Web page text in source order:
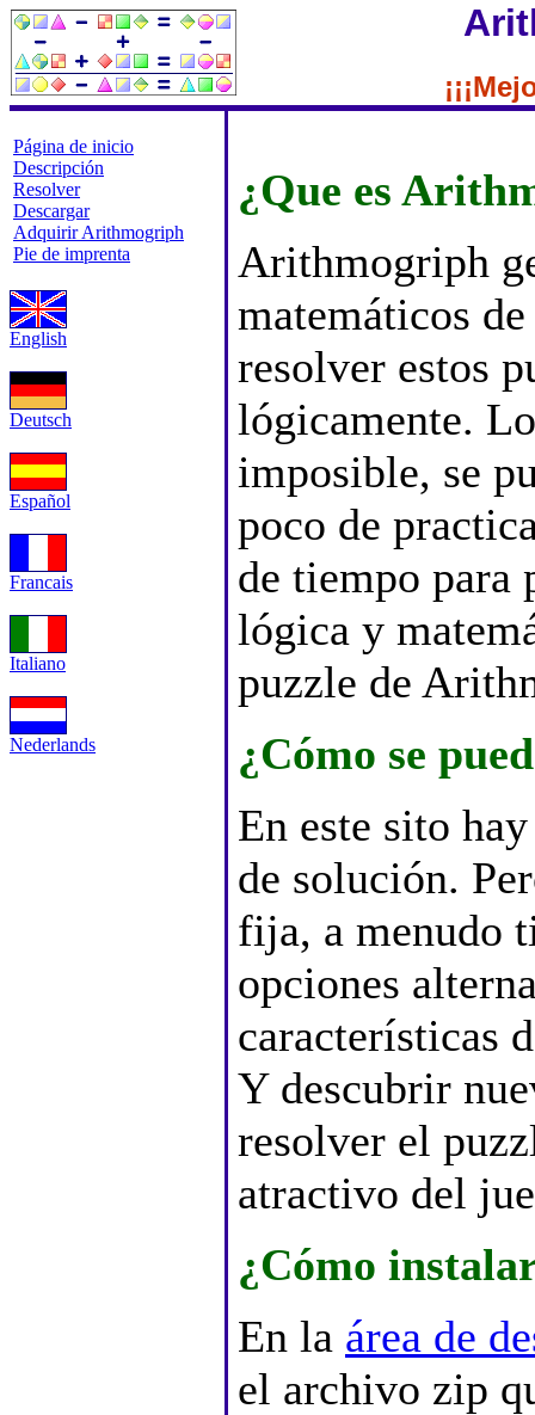
Página de inicio
Descripción
Resolver
Descargar
Adquirir Arithmogriph
Pie de imprenta
English
Deutsch
Español
Francais
Italiano
Nederlands
¿Que es
Arithmogriph
matemáticos
resolver estos
lógicamente.
imposible, se
poco de
de tiempo para
lógica y
puzzle de
¿Cómo se
En este sito
de solución.
fija, a menudo
opciones
características
Y descubrir
resolver el
atractivo del
¿Cómo
En la área de
el archivo zip